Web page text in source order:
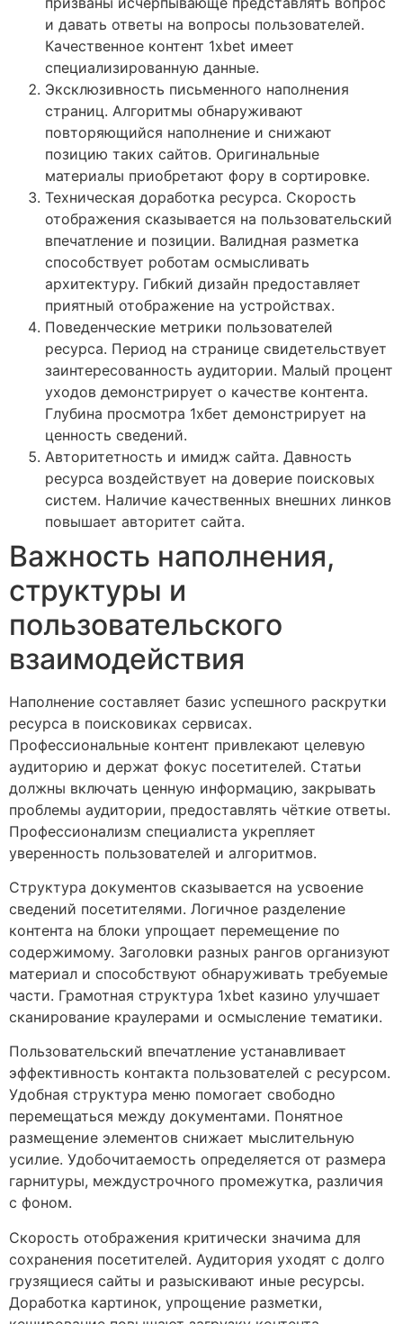
и давать ответы на вопросы пользователей.
Качественное контент 1xbet имеет
специализированную данные.
Эксклюзивность письменного наполнения
страниц. Алгоритмы обнаруживают
повторяющийся наполнение и снижают
позицию таких сайтов. Оригинальные
материалы приобретают фору в сортировке.
Техническая доработка ресурса. Скорость
отображения сказывается на пользовательский
впечатление и позиции. Валидная разметка
способствует роботам осмысливать
архитектуру. Гибкий дизайн предоставляет
приятный отображение на устройствах.
Поведенческие метрики пользователей
ресурса. Период на странице свидетельствует
заинтересованность аудитории. Малый процент
уходов демонстрирует о качестве контента.
Глубина просмотра 1хбет демонстрирует на
ценность сведений.
Авторитетность и имидж сайта. Давность
ресурса воздействует на доверие поисковых
систем. Наличие качественных внешних линков
повышает авторитет сайта.
Важность наполнения,
структуры и
пользовательского
взаимодействия
Наполнение составляет базис успешного раскрутки
ресурса в поисковиках сервисах.
Профессиональные контент привлекают целевую
аудиторию и держат фокус посетителей. Статьи
должны включать ценную информацию, закрывать
проблемы аудитории, предоставлять чёткие ответы.
Профессионализм специалиста укрепляет
уверенность пользователей и алгоритмов.
Структура документов сказывается на усвоение
сведений посетителями. Логичное разделение
контента на блоки упрощает перемещение по
содержимому. Заголовки разных рангов организуют
материал и способствуют обнаруживать требуемые
части. Грамотная структура 1xbet казино улучшает
сканирование краулерами и осмысление тематики.
Пользовательский впечатление устанавливает
эффективность контакта пользователей с ресурсом.
Удобная структура меню помогает свободно
перемещаться между документами. Понятное
размещение элементов снижает мыслительную
усилие. Удобочитаемость определяется от размера
гарнитуры, междустрочного промежутка, различия
с фоном.
Скорость отображения критически значима для
сохранения посетителей. Аудитория уходят с долго
грузящиеся сайты и разыскивают иные ресурсы.
Доработка картинок, упрощение разметки,